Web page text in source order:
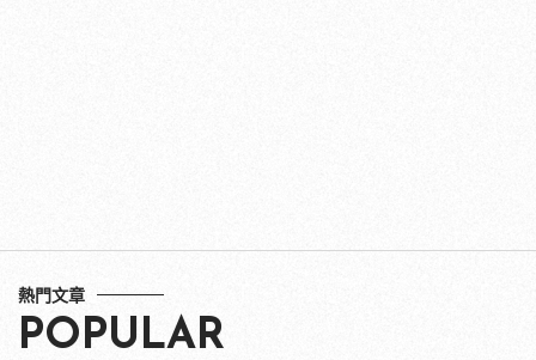
熱門文章
POPULAR